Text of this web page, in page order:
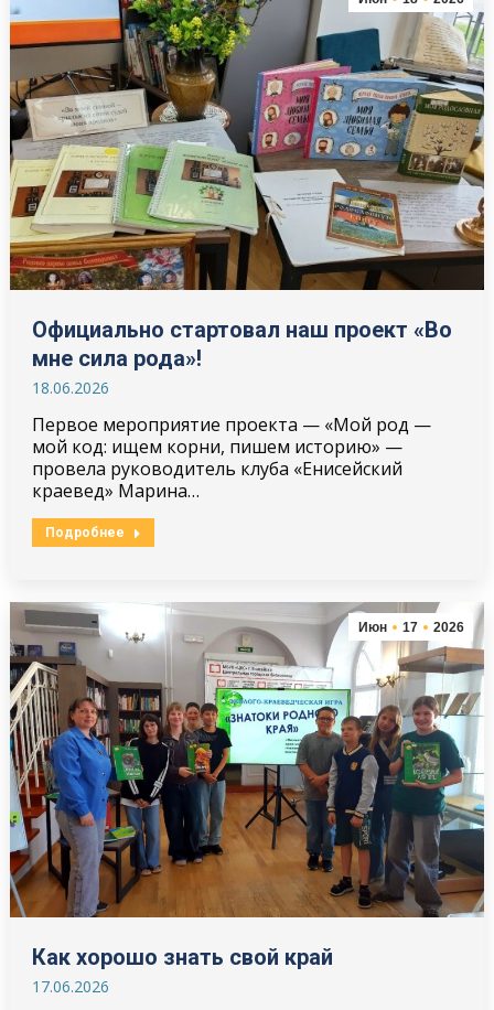
Официально стартовал наш проект «Во
мне сила рода»!
18.06.2026
Первое мероприятие проекта — «Мой род —
мой код: ищем корни, пишем историю» —
провела руководитель клуба «Енисейский
краевед» Марина…
Подробнее
Июн 17 2026
Как хорошо знать свой край
17.06.2026